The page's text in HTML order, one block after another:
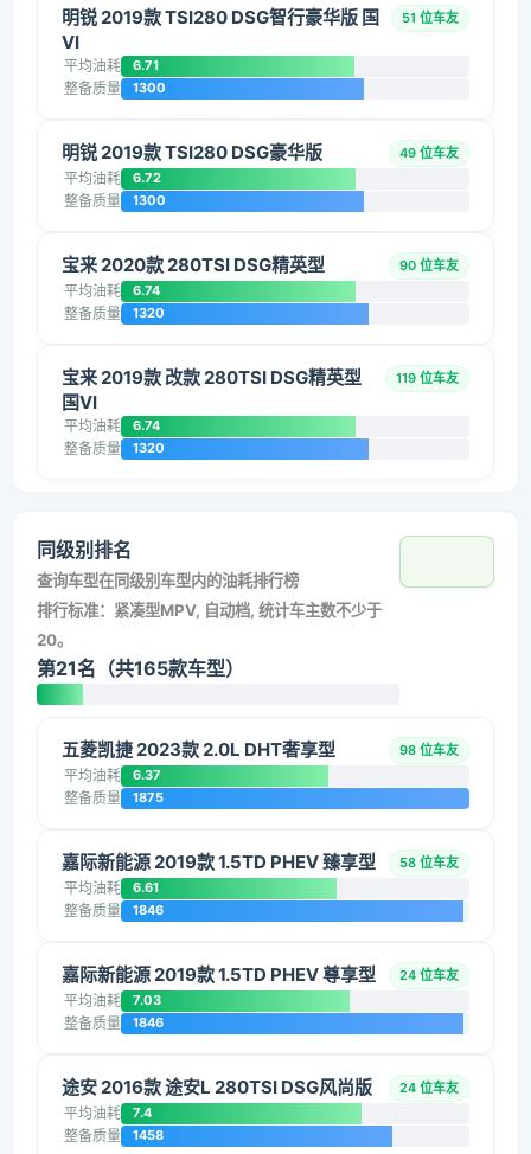
明锐 2019款 TSI280 DSG智行豪华版 国
VI
51 位车友
平均油耗 6.71
整备质量 1300
明锐 2019款 TSI280 DSG豪华版 49 位车友
平均油耗 6.72
整备质量 1300
宝来 2020款 280TSI DSG精英型 90 位车友
平均油耗 6.74
整备质量 1320
宝来 2019款 改款 280TSI DSG精英型
国VI
119 位车友
平均油耗 6.74
整备质量 1320
同级别排名
查询车型在同级别车型内的油耗排行榜
排行标准：紧凑型MPV, 自动档, 统计车主数不少于
20。
第21名（共165款车型）
五菱凯捷 2023款 2.0L DHT奢享型 98 位车友
平均油耗 6.37
整备质量 1875
嘉际新能源 2019款 1.5TD PHEV 臻享型 58 位车友
平均油耗 6.61
整备质量 1846
嘉际新能源 2019款 1.5TD PHEV 尊享型 24 位车友
平均油耗 7.03
整备质量 1846
途安 2016款 途安L 280TSI DSG风尚版 24 位车友
平均油耗 7.4
整备质量 1458